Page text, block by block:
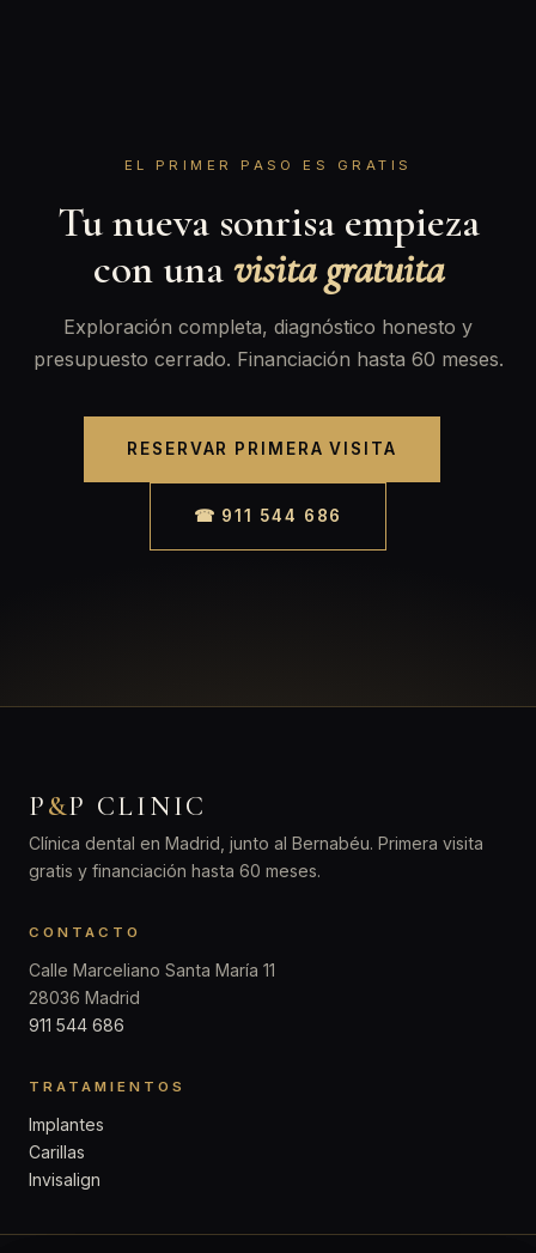
EL PRIMER PASO ES GRATIS
Tu nueva sonrisa empieza
con unavisita gratuita
Exploración completa, diagnóstico honesto y
presupuesto cerrado. Financiación hasta 60 meses.
RESERVAR PRIMERA VISITA
☎ 911 544 686
P&P CLINIC
Clínica dental en Madrid, junto al Bernabéu. Primera visita
gratis y financiación hasta 60 meses.
CONTACTO
Calle Marceliano Santa María 11
28036 Madrid
911 544 686
TRATAMIENTOS
Implantes
Carillas
Invisalign